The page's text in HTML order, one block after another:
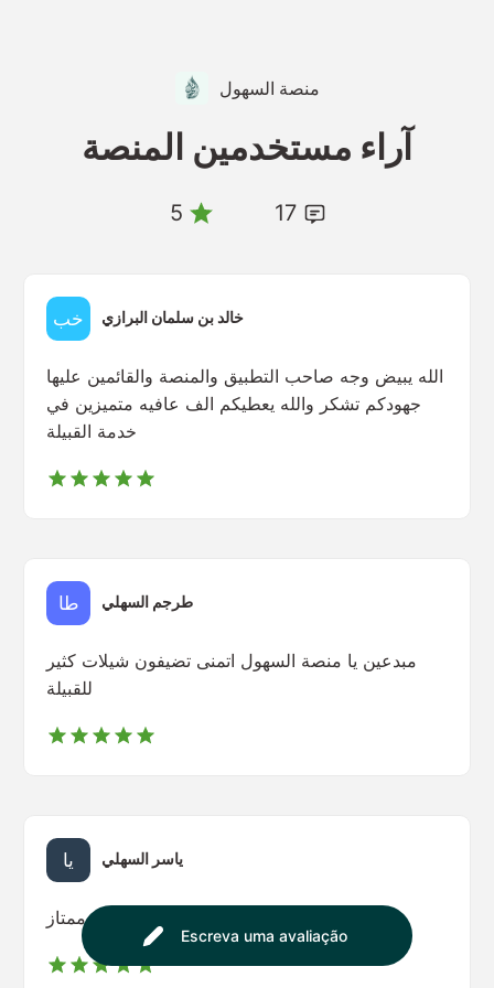
منصة السهول
آراء مستخدمين المنصة
5 17
Escreva uma avaliação
خالد بن سلمان البرازي
الله يبيض وجه صاحب التطبيق والمنصة والقائمين عليها
جهودكم تشكر والله يعطيكم الف عافيه متميزين في
خدمة القبيلة
طرجم السهلي
مبدعين يا منصة السهول اتمنى تضيفون شيلات كثير
للقبيلة
ياسر السهلي
ممتاز 🤩🔥